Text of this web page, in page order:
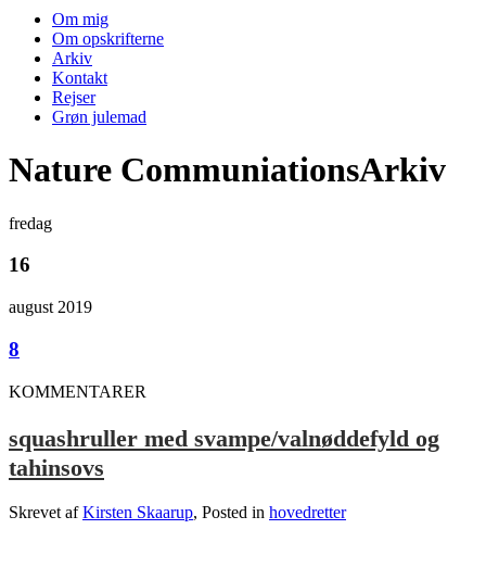
Om mig
Om opskrifterne
Arkiv
Kontakt
Rejser
Grøn julemad
Nature CommuniationsArkiv
fredag
16
august 2019
8
KOMMENTARER
squashruller med svampe/valnøddefyld og
tahinsovs
Skrevet afKirsten Skaarup, Posted in hovedretter